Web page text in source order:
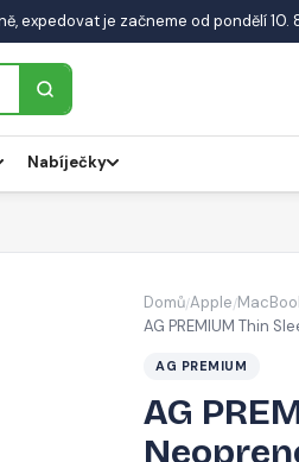
expedovat je začneme od pondělí 10.
Nabíječky
Domů/Apple/
AG PREMIUM Thin
AG PREMIUM
AG